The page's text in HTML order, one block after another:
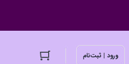
ورود | ثبت‌نام